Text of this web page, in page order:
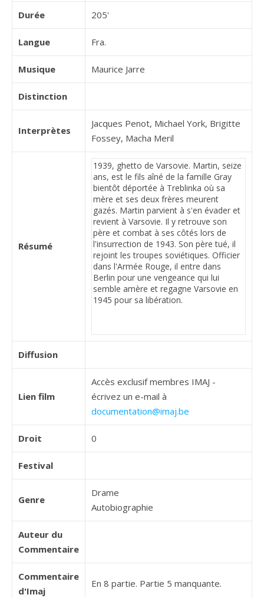
Durée 205'
Langue Fra.
Musique Maurice Jarre
Distinction
Interprètes
Jacques Penot, Michael York, Brigitte
Fossey, Macha Meril
Résumé
Diffusion
Lien film
Accès exclusif membres IMAJ -
écrivez un e-mail à
documentation@imaj.be
Droit 0
Festival
Genre
Drame
Autobiographie
Auteur du
Commentaire
Commentaire
d'Imaj
En 8 partie. Partie 5 manquante.